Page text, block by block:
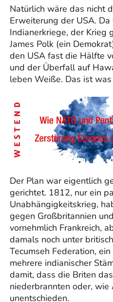
Natürlich wäre das nicht
Erweiterung der USA.
Indianerkriege, der Krieg
James Polk (ein
den USA fast die Hälfte
und der Überfall auf
leben Weiße. Das ist
Der Plan war eigentlich
gerichtet. 1812, nur ein
Unabhängigkeitskrieg,
gegen Großbritannien
vornehmlich Frankreich,
damals noch unter
Tecumseh Federation,
mehrere indianischer
damit, dass die Briten
niederbrannten oder, wie
unentschieden.